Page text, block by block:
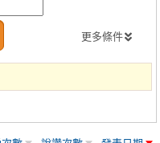
更多條件